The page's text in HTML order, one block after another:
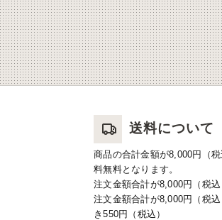
送料について
商品の合計金額が8,000円（
料無料となります。
注文金額合計が8,000円（税
注文金額合計が8,000円（税
き550円（税込）